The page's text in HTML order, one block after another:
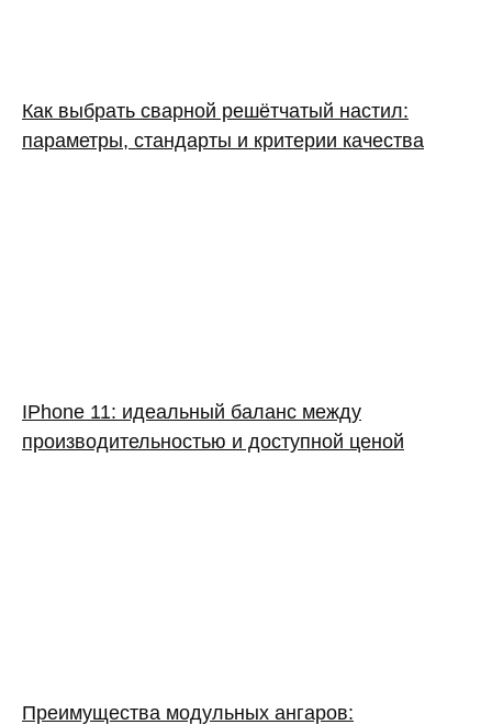
Как выбрать сварной решётчатый настил:
параметры, стандарты и критерии качества
IPhone 11: идеальный баланс между
производительностью и доступной ценой
Преимущества модульных ангаров: